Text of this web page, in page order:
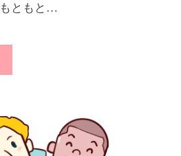
ともと…